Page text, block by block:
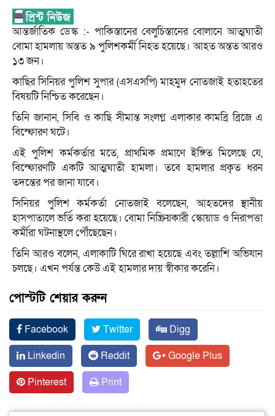
আন্তর্জাতিক ডেস্ক :- পাকিস্তানের বেলুচিস্তানের বোলানে আত্মঘাতী
বোমা হামলায় অন্তত ৯ পুলিশকর্মী নিহত হয়েছে। আহত অন্তত আরও
১৩ জন।
কাছির সিনিয়র পুলিশ সুপার (এসএসপি) মাহমুদ নোতজাই হতাহতের
বিষয়টি নিশ্চিত করেছেন।
তিনি জানান, সিবি ও কাছি সীমান্ত সংলগ্ন এলাকার কামব্রি ব্রিজে এ
বিস্ফোরণ ঘটে।
এই পুলিশ কর্মকর্তার মতে, প্রাথমিক প্রমাণে ইঙ্গিত মিলেছে যে,
বিস্ফোরণটি একটি আত্মঘাতী হামলা। তবে হামলার প্রকৃত ধরন
তদন্তের পর জানা যাবে।
সিনিয়র পুলিশ কর্মকর্তা নোতজাই বলেছেন, আহতদের স্থানীয়
হাসপাতালে ভর্তি করা হয়েছে। বোমা নিষ্ক্রিয়কারী স্কোয়াড ও নিরাপত্তা
কর্মীরা ঘটনাস্থলে পৌঁছেছেন।
তিনি আরও বলেন, এলাকাটি ঘিরে রাখা হয়েছে এবং তল্লাশি অভিযান
চলছে। এখন পর্যন্ত কেউ এই হামলার দায় স্বীকার করেনি।
পোস্টটি শেয়ার করুন
Facebook Twitter
Digg
Linkedin
Reddit
Google Plus
Pinterest
Print